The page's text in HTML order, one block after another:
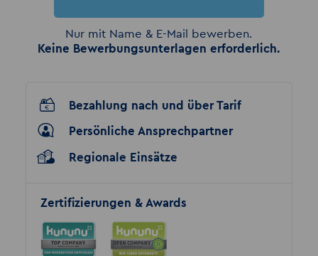
Nur mit Name & E-Mail bewerben.
Keine Bewerbungsunterlagen erforderlich.
Bezahlung nach und über Tarif
Persönliche Ansprechpartner
Regionale Einsätze
Zertifizierungen & Awards